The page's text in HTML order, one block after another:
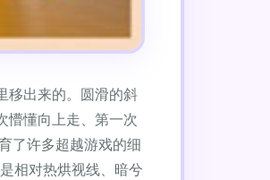
移出来的。圆滑的斜
懵懂向上走、第一次
了许多超越游戏的细
相对热烘视线、暗兮